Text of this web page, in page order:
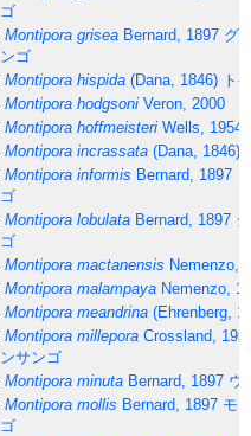
ゴ
Montipora grisea Bernard, 1897 グ
ンゴ
Montipora hispida (Dana, 1846) ト
Montipora hodgsoni Veron, 2000
Montipora hoffmeisteri Wells, 1954
Montipora incrassata (Dana, 1846)
Montipora informis Bernard, 1897
ゴ
Montipora lobulata Bernard, 1897
ゴ
Montipora mactanensis Nemenzo,
Montipora malampaya Nemenzo,
Montipora meandrina (Ehrenberg,
Montipora millepora Crossland,
ンサンゴ
Montipora minuta Bernard, 1897 ウ
Montipora mollis Bernard, 1897 モ
ゴ